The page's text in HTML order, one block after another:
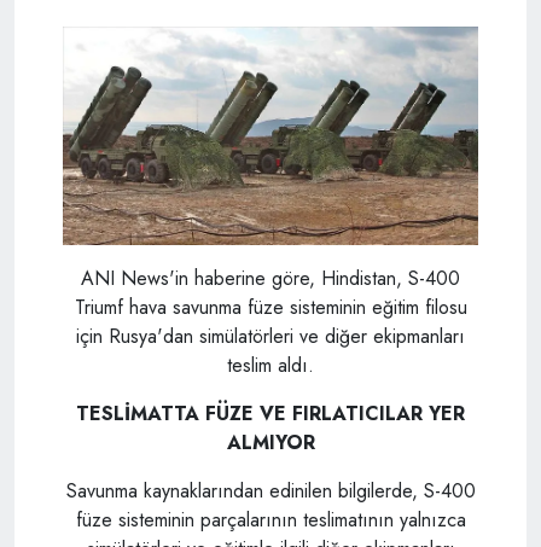
ANI News'in haberine göre, Hindistan, S-400
Triumf hava savunma füze sisteminin eğitim filosu
için Rusya'dan simülatörleri ve diğer ekipmanları
teslim aldı.
TESLİMATTA FÜZE VE FIRLATICILAR YER
ALMIYOR
Savunma kaynaklarından edinilen bilgilerde, S-400
füze sisteminin parçalarının teslimatının yalnızca